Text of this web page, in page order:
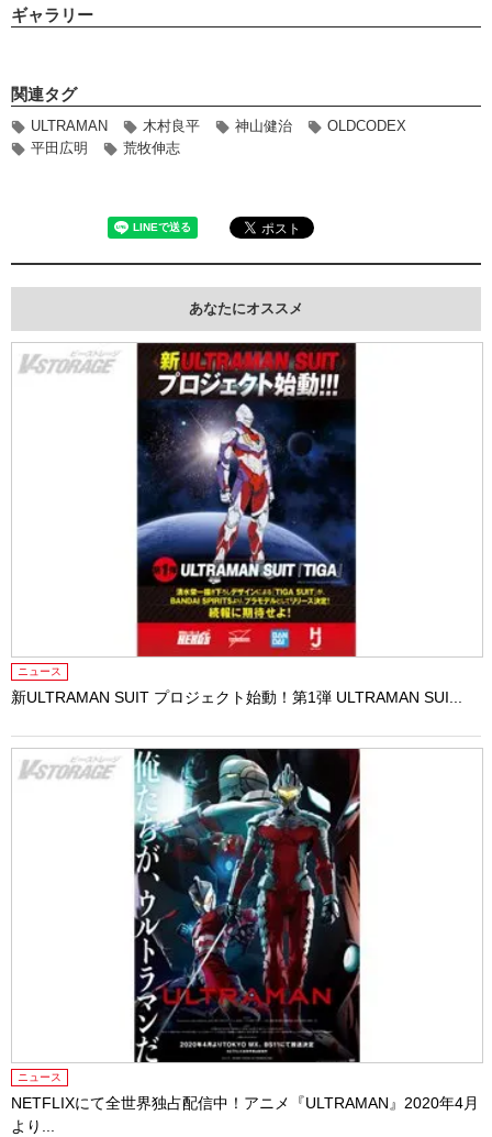
ギャラリー
関連タグ
ULTRAMAN 木村良平 神山健治
OLDCODEX
平田広明
荒牧伸志
あなたにオススメ
ニュース
新ULTRAMAN SUIT プロジェクト始動！第1弾 ULTRAMAN SUI...
ニュース
NETFLIXにて全世界独占配信中！アニメ『ULTRAMAN』2020年4月
より...